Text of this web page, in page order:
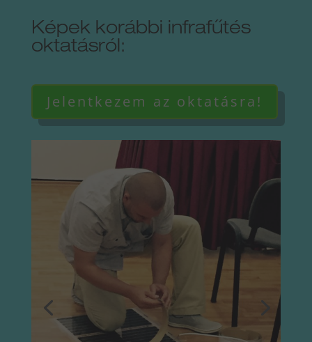
Képek korábbi infrafűtés
oktatásról:
Jelentkezem az oktatásra!